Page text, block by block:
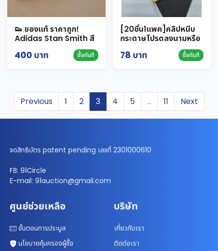
👟 ของแท้ ราคาถูก!
Adidas Stan Smith สี
ขาวสุดคลาสสิก มือสอง
สภาพดี ที่ 91circle ✨คลี
400 บาท ซื้อทันที
[20ชิ้น1แพค]คลิปหนีบ
กระดาษโปรดลงนามหรือ
ระบุข้อความเอง
78 บาท ซื้อทันที
Previous 1 2 3 4 5 ... 11 Next
จดสิทธิบัตร patent pending เลขที่ 2301000610
FB: 91Circle
E-mail: 91auction@gmail.com
ศูนย์ช่วยเหลือ
ขั้นตอนการประมูล
นโยบายคุ้มครองผู้ซื้อ
บริษัท
เกี่ยวกับเรา
ติดต่อเรา